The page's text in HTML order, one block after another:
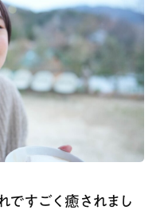
ですごく癒されまし